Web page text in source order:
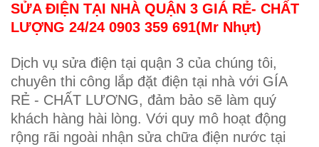
SỬA ĐIỆN TẠI NHÀ QUẬN 3 GIÁ RẺ- CHẤT
LƯỢNG 24/24 0903 359 691(Mr Nhựt)
Dịch vụ sửa điện tại quận 3 của chúng tôi,
chuyên thi công lắp đặt điện tại nhà với GÍA
RẺ - CHẤT LƯƠNG, đảm bảo sẽ làm quý
khách hàng hài lòng. Với quy mô hoạt động
rộng rãi ngoài nhận sửa chữa điện nước tại